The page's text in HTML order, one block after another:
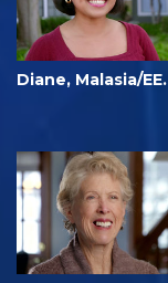
Diane, Malasia/